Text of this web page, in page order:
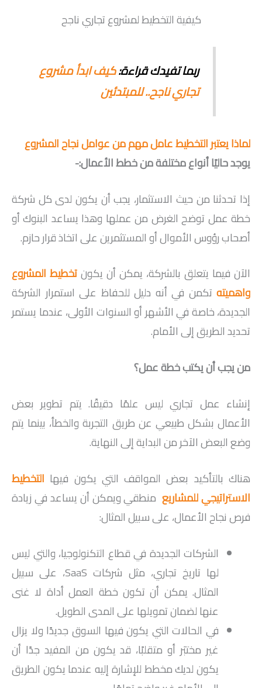
كيفية التخطيط لمشروع تجاري ناجح
ربما تفيدك قراءة:كيف ابدأ مشروع
تجاري ناجح.. للمبتدئين
لماذا يعتبر التخطيط عامل مهم من عوامل نجاح المشروع
يوجد حاليًا أنواع مختلفة من خطط الأعمال:-
إذا تحدثنا من حيث الاستثمار، يجب أن يكون لدى كل شركة
خطة عمل توضح الغرض من عملها وهذا يساعد البنوك أو
أصحاب رؤوس الأموال أو المستثمرين على اتخاذ قرار حازم.
الآن فيما يتعلق بالشركة، يمكن أن يكونتخطيط المشروع
واهميته تكمن في أنه دليل للحفاظ على استمرار الشركة
الجديدة، خاصة في الأشهر أو السنوات الأولى، عندما يستمر
تحديد الطريق إلى الأمام.
من يجب أن يكتب خطة عمل؟
إنشاء عمل تجاري ليس علمًا دقيقًا. يتم تطوير بعض
الأعمال بشكل طبيعي عن طريق التجربة والخطأ، بينما يتم
وضع البعض الآخر من البداية إلى النهاية.
هناك بالتأكيد بعض المواقف التي يكون فيها التخطيط
الاستراتيجي للمشاريعمنطقي ويمكن أن يساعد في زيادة
فرص نجاح الأعمال، على سبيل المثال:
الشركات الجديدة في قطاع التكنولوجيا، والتي ليس
لها تاريخ تجاري، مثل شركات SaaS، على سبيل
المثال. يمكن أن تكون خطة العمل أداة لا غنى
عنها لضمان تمويلها على المدى الطويل.
في الحالات التي يكون فيها السوق جديدًا ولا يزال
غير مختبَر أو متقلبًا، قد يكون من المفيد جدًا أن
يكون لديك مخطط للإشارة إليه عندما يكون الطريق